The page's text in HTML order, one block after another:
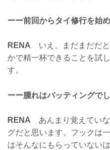
ーー前回からタイ修行を始
RENA いえ、まだまだだ
かで精一杯できることを試
す。
ーー腫れはバッティングで
RENA あんまり覚えてい
グだと思います。フックは
はそんなにもらっていない